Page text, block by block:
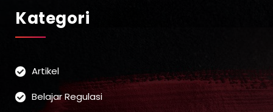
Kategori
Artikel
Belajar Regulasi